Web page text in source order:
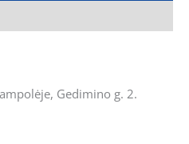
Gedimino g. 2.